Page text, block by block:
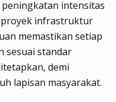
intensitas
infrastruktur
memastikan setiap
sesuai standar
demi
lapisan masyarakat.